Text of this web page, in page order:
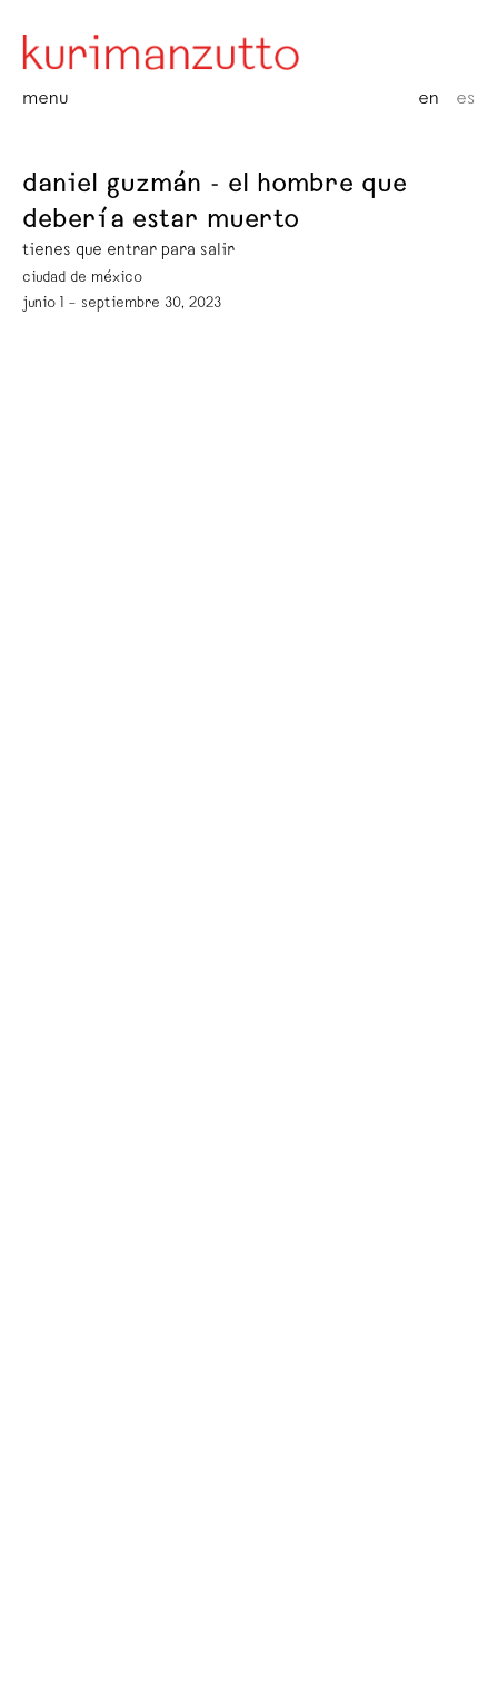
menu en es
daniel guzmán - el hombre que
debería estar muerto
tienes que entrar para salir
ciudad de méxico
junio 1 – septiembre 30, 2023